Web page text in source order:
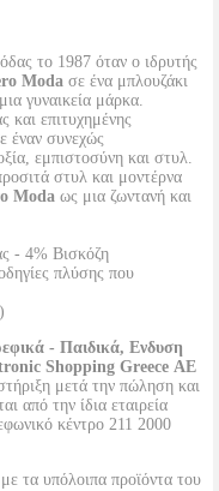
το 1987 όταν ο ιδρυτής
Moda σε ένα μπλουζάκι
γυναικεία μάρκα.
και επιτυχημένης
έναν συνεχώς
εμπιστοσύνη και στυλ.
στυλ και μοντέρνα
Moda ως μια ζωντανή και
- 4% Βισκόζη
πλύσης που
- Παιδικά, Ενδυση
Shopping Greece ΑΕ
μετά την πώληση και
από την ίδια εταιρεία
κέντρο 211 2000
τα υπόλοιπα προϊόντα του